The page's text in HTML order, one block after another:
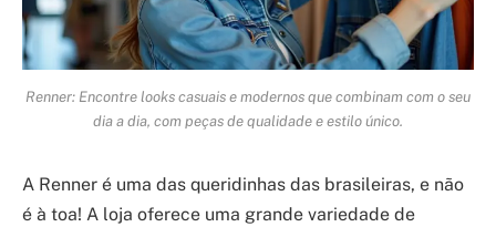
Renner: Encontre looks casuais e modernos que combinam com o seu
dia a dia, com peças de qualidade e estilo único.
A Renner é uma das queridinhas das brasileiras, e não
é à toa! A loja oferece uma grande variedade de